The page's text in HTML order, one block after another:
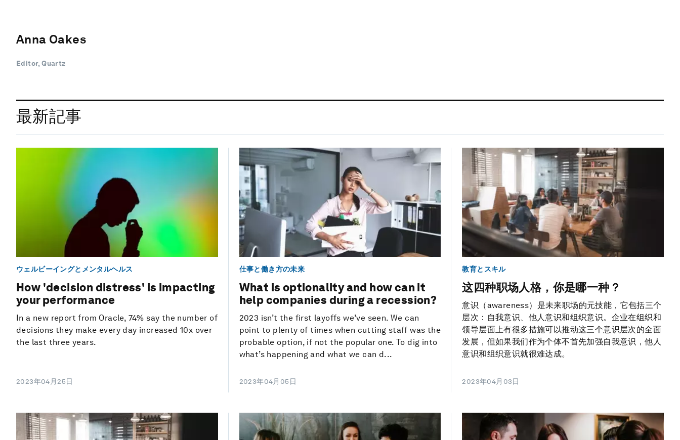
Anna Oakes
Editor, Quartz
最新記事
ウェルビーイングとメンタルヘルス
How 'decision distress' is impacting
your performance
In a new report from Oracle, 74% say the number of
decisions they make every day increased 10x over
the last three years.
2023年04月25日
仕事と働き方の未来
What is optionality and how can it
help companies during a recession?
2023 isn’t the first layoffs we’ve seen. We can
point to plenty of times when cutting staff was the
probable option, if not the popular one. To dig into
what’s happening and what we can d...
2023年04月05日
教育とスキル
这四种职场人格，你是哪一种？
意识（awareness）是未来职场的元技能，它包括三个
层次：自我意识、他人意识和组织意识。企业在组织和
领导层面上有很多措施可以推动这三个意识层次的全面
发展，但如果我们作为个体不首先加强自我意识，他人
意识和组织意识就很难达成。
2023年04月03日